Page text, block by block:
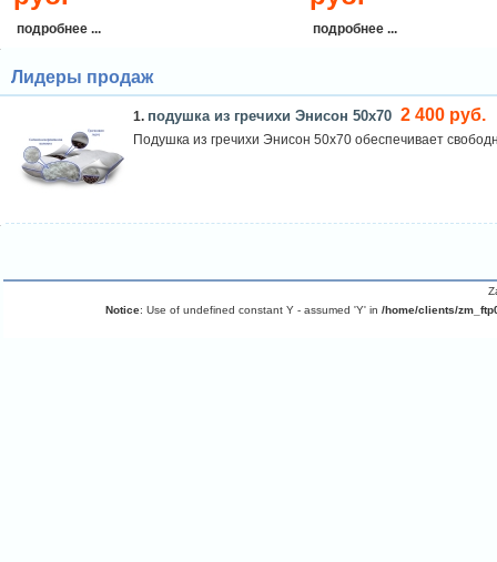
подробнее ... подробнее ...
Лидеры продаж
1. подушка из гречихи Энисон 50х70 2 400 руб.
Подушка из гречихи Энисон 50х70 обеспечивает
Notice: Use of undefined constant Y - assumed 'Y' in /home/clients/